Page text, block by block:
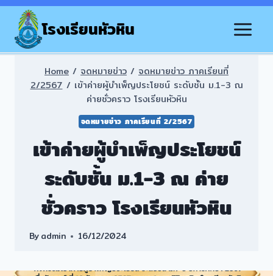
Skip
contentโรงเรียนหัวหิน
Home / จดหมายข่าว / จดหมายข่าว ภาคเรียนที่
2/2567 / เข้าค่ายผู้บำเพ็ญประโยชน์ ระดับชั้น ม.1-3 ณ
ค่ายชั่วคราว โรงเรียนหัวหิน
จดหมายข่าว ภาคเรียนที่ 2/2567
เข้าค่ายผู้บำเพ็ญประโยชน์
ระดับชั้น ม.1-3 ณ ค่าย
ชั่วคราว โรงเรียนหัวหิน
Byadmin 16/12/2024